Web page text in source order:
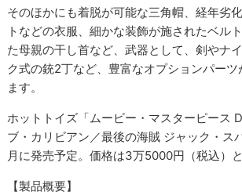
そのほかにも着脱が可能な三角帽、経年劣
トなどの衣服、細かな装飾が施されたベル
た母親の干し首など、武器として、剣やナ
ク式の銃2丁など、豊富なオプションパー
ます。
ホットトイズ「ムービー・マスターピース
ブ・カリビアン／最後の海賊 ジャック・ス
月に発売予定。価格は3万5000円（税込）と
【製品概要】